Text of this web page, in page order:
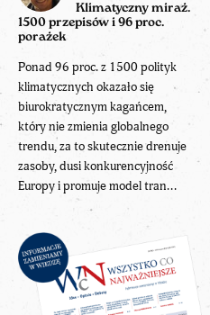
Klimatyczny miraż.
1500 przepisów i 96 proc.
porażek
Ponad 96 proc. z 1500 polityk
klimatycznych okazało się
biurokratycznym kagańcem,
który nie zmienia globalnego
trendu, za to skutecznie drenuje
zasoby, dusi konkurencyjność
Europy i promuje model tran...